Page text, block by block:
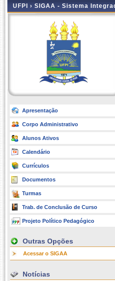
UFPI › SIGAA - Sistema
Apresentação
Corpo Administrativo
Alunos Ativos
Calendário
Currículos
Documentos
Turmas
Trab. de Conclusão de Curso
Projeto Político Pedagógico
Outras Opções
Acessar o SIGAA
Notícias